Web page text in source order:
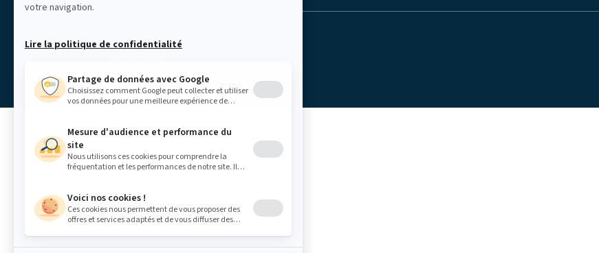
votre navigation.
Lire la politique de confidentialité
Partage de données avec Google
Choisissez comment Google peut collecter et utiliser
vos données pour une meilleure expérience de
Mesure d'audience et performance du
site
Nous utilisons ces cookies pour comprendre la
fréquentation et les performances de notre site. Il
adaptés et une meilleure expérience utilisateur.
Voici nos cookies !
Ces cookies nous permettent de vous proposer des
offres et services adaptés et de vous diffuser des